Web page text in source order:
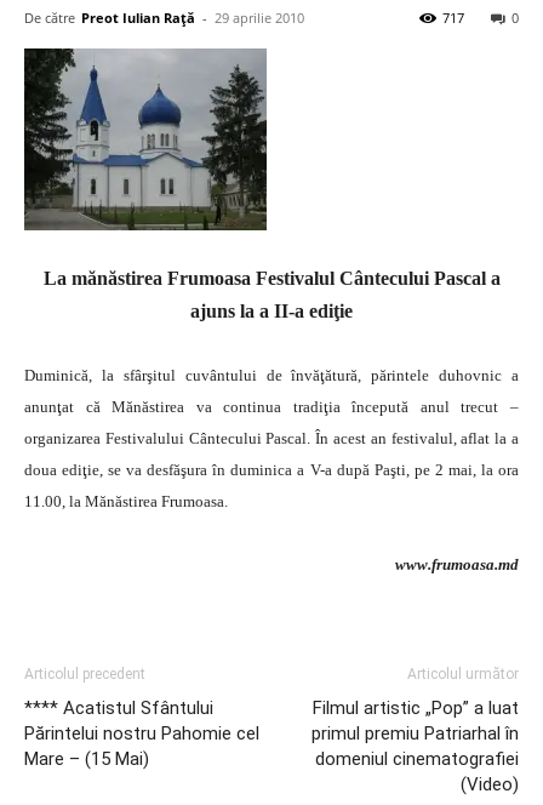
De către Preot Iulian Raţă - 29 aprilie 2010 0
717
La mănăstirea Frumoasa Festivalul Cântecului Pascal a
ajuns la a II-a ediţie
Duminică, la sfârşitul cuvântului de învăţătură, părintele duhovnic a
anunţat că Mănăstirea va continua tradiţia începută anul trecut –
organizarea Festivalului Cântecului Pascal.În acest an festivalul, aflat la a
doua ediţie, se va desfăşura în duminica a V-a după Paşti, pe 2 mai, la ora
11.00, la Mănăstirea Frumoasa.
www.frumoasa.md
Articolul precedent
**** Acatistul Sfântului
Părintelui nostru Pahomie cel
Mare – (15 Mai)
Articolul următor
Filmul artistic „Pop” a luat
primul premiu Patriarhal în
domeniul cinematografiei
(Video)